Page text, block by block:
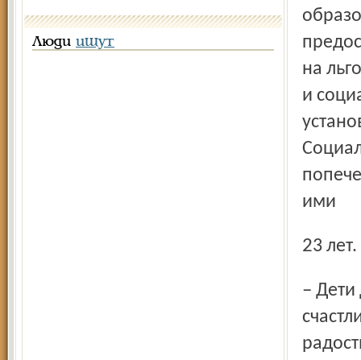
Люди ищут
на
и
ими
23 лет.
– Дети должны знать, что для них существует только